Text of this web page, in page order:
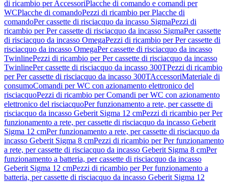
di ricambio per AccessoriPlacche di comando e comandi per
WCPlacche di comandoPezzi di ricambio per Placche di
comandoPer cassette di risciacquo da incasso SigmaPezzi di
ricambio per Per cassette di risciacquo da incasso SigmaPer cassette
di risciacquo da incasso OmegaPezzi di ricambio per Per cassette di
risciacquo da incasso OmegaPer cassette di risciacquo da incasso
TwinlinePezzi di ricambio per Per cassette di risciacquo da incasso
TwinlinePer cassette di risciacquo da incasso 300TPezzi di ricambio
per Per cassette di risciacquo da incasso 300TAccessoriMateriale di
consumoComandi per WC con azionamento elettronico del
risciacquoPezzi di ricambio per Comandi per WC con azionamento
elettronico del risciacquoPer funzionamento a rete, per cassette di
risciacquo da incasso Geberit Sigma 12 cmPezzi di ricambio per Per
funzionamento a rete, per cassette di risciacquo da incasso Geberit
Sigma 12 cmPer funzionamento a rete, per cassette di risciacquo da
incasso Geberit Sigma 8 cmPezzi di ricambio per Per funzionamento
a rete, per cassette di risciacquo da incasso Geberit Sigma 8 cmPer
funzionamento a batteria, per cassette di risciacquo da incasso
Geberit Sigma 12 cmPezzi di ricambio per Per funzionamento a
batteria, per cassette di risciacquo da incasso Geberit Sigma 12